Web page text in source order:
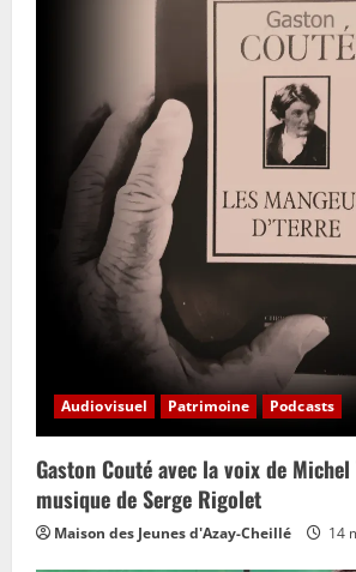
Audiovisuel Patrimoine Podcasts
Gaston Couté avec la voix de
musique de Serge Rigolet
Maison des Jeunes d'Azay-Cheillé 14